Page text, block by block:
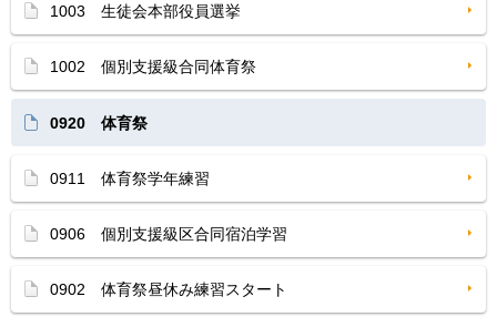
1003 生徒会本部役員選挙
1002 個別支援級合同体育祭
0920 体育祭
0911 体育祭学年練習
0906 個別支援級区合同宿泊学習
0902 体育祭昼休み練習スタート